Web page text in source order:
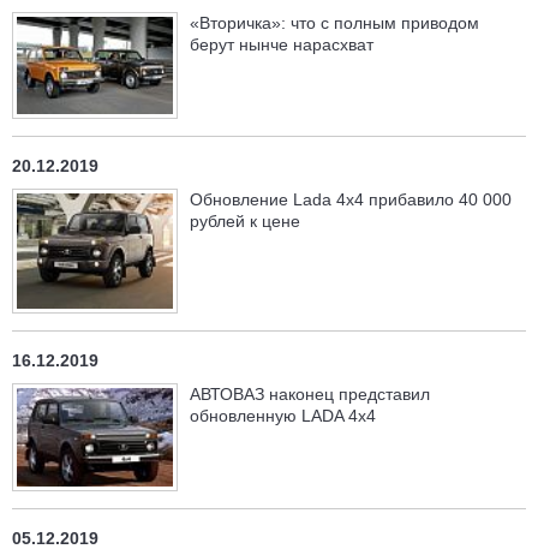
«Вторичка»: что с полным приводом
берут нынче нарасхват
20.12.2019
Обновление Lada 4x4 прибавило 40 000
рублей к цене
16.12.2019
АВТОВАЗ наконец представил
обновленную LADA 4х4
05.12.2019